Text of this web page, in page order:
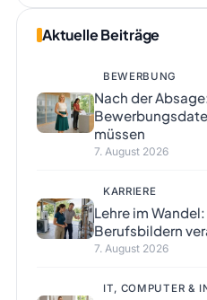
Aktuelle Beiträge
BEWERBUNG
Nach der
müssen
7. August 2026
KARRIERE
Lehre im Wandel:
Berufsbildern
7. August 2026
IT, COMPUTER &